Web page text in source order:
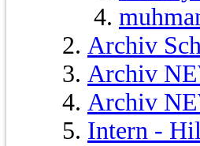
Archiv
Archiv
Archiv
Intern -